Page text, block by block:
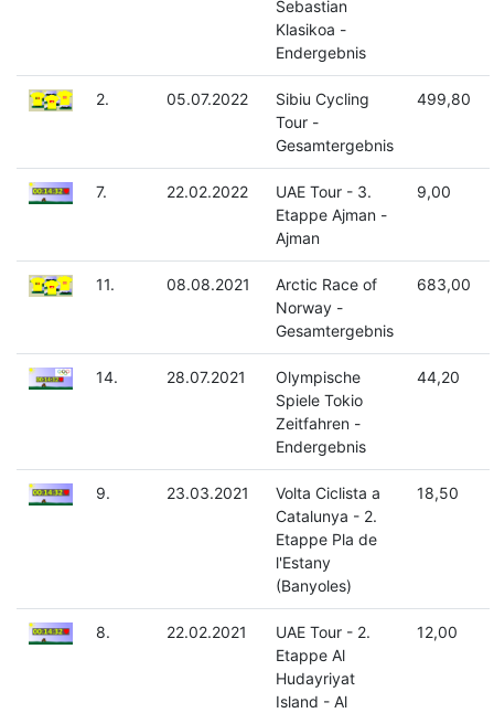
Sebastian
Klasikoa -
Endergebnis
2. 05.07.2022
Sibiu Cycling
Tour -
Gesamtergebnis
499,80
7. 22.02.2022
UAE Tour - 3.
Etappe Ajman -
Ajman
9,00
11. 08.08.2021
Arctic Race of
Norway -
Gesamtergebnis
683,00
14. 28.07.2021
Olympische
Spiele Tokio
Zeitfahren -
Endergebnis
44,20
9. 23.03.2021
Volta Ciclista a
Catalunya - 2.
Etappe Pla de
l'Estany
(Banyoles)
18,50
8. 22.02.2021
UAE Tour - 2.
Etappe Al
Hudayriyat
Island - Al
12,00